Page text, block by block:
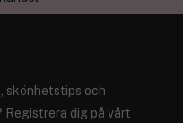
skönhetstips och
dig på vårt